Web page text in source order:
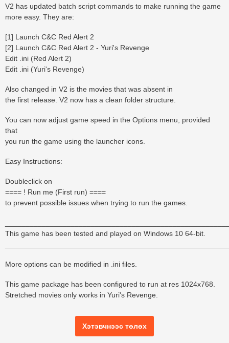
V2 has updated batch script commands to make running the game
more easy. They are:
[1] Launch C&C Red Alert 2
[2] Launch C&C Red Alert 2 - Yuri's Revenge
Edit .ini (Red Alert 2)
Edit .ini (Yuri's Revenge)
Also changed in V2 is the movies that was absent in
the first release. V2 now has a clean folder structure.
You can now adjust game speed in the Options menu, provided
that
you run the game using the launcher icons.
Easy Instructions:
Doubleclick on
==== ! Run me (First run) ====
to prevent possible issues when trying to run the games.
This game has been tested and played on Windows 10 64-bit.
More options can be modified in .ini files.
This game package has been configured to run at res 1024x768.
Stretched movies only works in Yuri's Revenge.
Хэтэвчнээс төлөх